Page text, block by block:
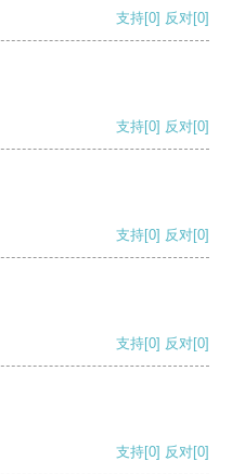
支持[0] 反对[0]
支持[0] 反对[0]
支持[0] 反对[0]
支持[0] 反对[0]
支持[0] 反对[0]